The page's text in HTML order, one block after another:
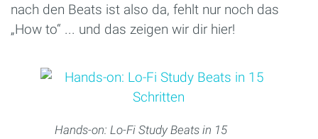
nach den Beats ist also da, fehlt nur noch das
„How to“ ... und das zeigen wir dir hier!
Hands-on: Lo-Fi Study Beats in 15